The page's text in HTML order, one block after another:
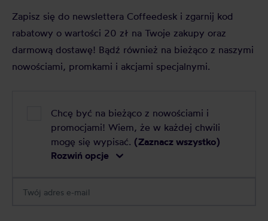
Zapisz się do newslettera Coffeedesk i zgarnij kod
rabatowy o wartości 20 zł na Twoje zakupy oraz
darmową dostawę! Bądź również na bieżąco z naszymi
nowościami, promkami i akcjami specjalnymi.
Chcę być na bieżąco z nowościami i
promocjami! Wiem, że w każdej chwili
mogę się wypisać. (Zaznacz wszystko)
Rozwiń opcje